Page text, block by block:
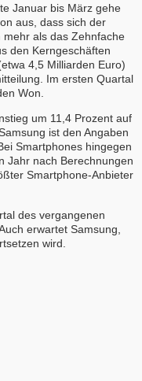
Januar bis März gehe
aus, dass sich der
als das Zehnfache
den Kerngeschäften
4,5 Milliarden Euro)
Im ersten Quartal
Won.
um 11,4 Prozent auf
ist den Angaben
Smartphones hingegen
Jahr nach Berechnungen
Smartphone-Anbieter
des vergangenen
erwartet Samsung,
wird.